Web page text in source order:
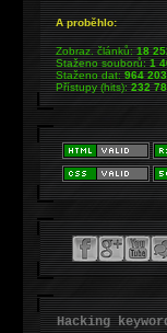
A proběhlo:
Zobraz. článků:18
Staženo souborů:1
Staženo dat:964 203
Přístupy (hits):232
Hacking